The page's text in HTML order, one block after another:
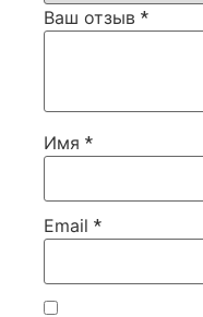
Ваш отзыв *
Имя *
Email *